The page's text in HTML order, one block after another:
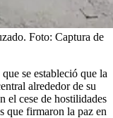
Foto: Captura de
se estableció que la
alrededor de su
el cese de hostilidades
que firmaron la paz en